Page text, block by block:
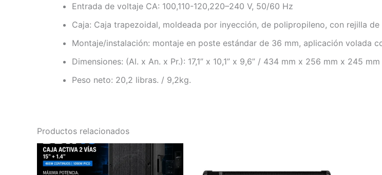
Entrada de voltaje CA: 100,110-120,220–240 V, 50/60 Hz
Caja: Caja trapezoidal, moldeada por inyección, de polipropileno, con rejilla
Montaje/instalación: montaje en poste estándar de 36 mm, aplicación volada
Dimensiones: (Al. x An. x Pr.): 17,1” x 10,1” x 9,6” / 434 mm x 256 mm x 245 mm
Peso neto: 20,2 libras. / 9,2kg.
Productos relacionados